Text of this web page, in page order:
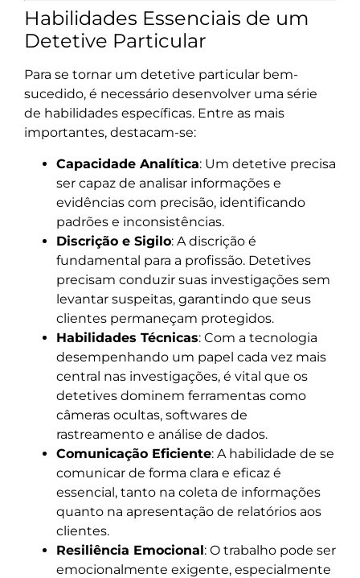
Habilidades Essenciais de um
Detetive Particular
Para se tornar um detetive particular bem-
sucedido, é necessário desenvolver uma série
de habilidades específicas. Entre as mais
importantes, destacam-se:
Capacidade Analítica: Um detetive precisa
ser capaz de analisar informações e
evidências com precisão, identificando
padrões e inconsistências.
Discrição e Sigilo: A discrição é
fundamental para a profissão. Detetives
precisam conduzir suas investigações sem
levantar suspeitas, garantindo que seus
clientes permaneçam protegidos.
Habilidades Técnicas: Com a tecnologia
desempenhando um papel cada vez mais
central nas investigações, é vital que os
detetives dominem ferramentas como
câmeras ocultas, softwares de
rastreamento e análise de dados.
Comunicação Eficiente: A habilidade de se
comunicar de forma clara e eficaz é
essencial, tanto na coleta de informações
quanto na apresentação de relatórios aos
clientes.
Resiliência Emocional: O trabalho pode ser
emocionalmente exigente, especialmente